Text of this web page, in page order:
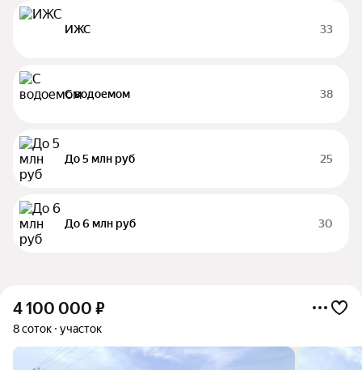
ИЖС 33
С водоемом 38
До 5 млн руб 25
До 6 млн руб 30
4 100 000 ₽
8 соток участок